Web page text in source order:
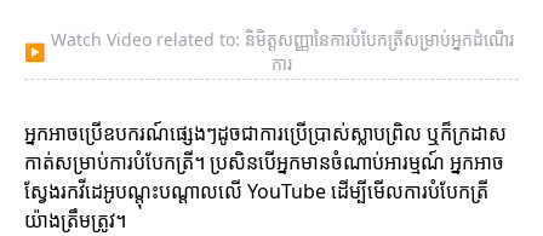
▶
Watch Video related to: និមិត្តសញ្ញានៃការបំបែកត្រីសម្រាប់អ្នកដំណើរ
ការ
អ្នកអាចប្រើឧបករណ៍ផ្សេងៗដូចជាការប្រើប្រាស់ស្លាបព្រិល ឬក៏ក្រដាស
កាត់សម្រាប់ការបំបែកត្រី។ ប្រសិនបើអ្នកមានចំណាប់អារម្មណ៍ អ្នកអាច
ស្វែងរកវីដេអូបណ្តុះបណ្តាលលើ YouTube ដើម្បីមើលការបំបែកត្រី
យ៉ាងត្រឹមត្រូវ។